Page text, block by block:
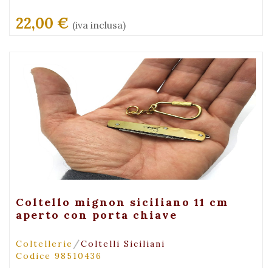
22,00 € (iva inclusa)
+ Visualizza
Coltello mignon siciliano 11 cm
aperto con porta chiave
Coltellerie /Coltelli Siciliani
Codice 98510436